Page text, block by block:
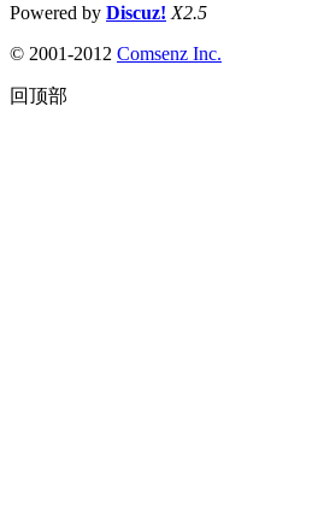
Powered by Discuz! X2.5
© 2001-2012 Comsenz Inc.
回顶部